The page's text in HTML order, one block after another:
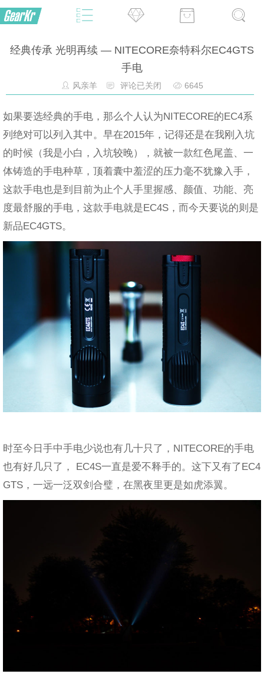
经典传承 光明再续 — NITECORE奈特科尔EC4GTS
手电
风亲羊 评论已关闭 6645
如果要选经典的手电，那么个人认为NITECORE的EC4系
列绝对可以列入其中。早在2015年，记得还是在我刚入坑
的时候（我是小白，入坑较晚），就被一款红色尾盖、一
体铸造的手电种草，顶着囊中羞涩的压力毫不犹豫入手，
这款手电也是到目前为止个人手里握感、颜值、功能、亮
度最舒服的手电，这款手电就是EC4S，而今天要说的则是
新品EC4GTS。
时至今日手中手电少说也有几十只了，NITECORE的手电
也有好几只了， EC4S一直是爱不释手的。这下又有了EC4
GTS，一远一泛双剑合璧，在黑夜里更是如虎添翼。